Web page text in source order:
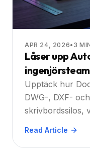
APR 24, 2026• 3
Låser upp
Upptäck hur
DWG-, DXF-
skrivbordssilos,
webbläsare
Read Article